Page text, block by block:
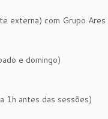
externa) com Grupo Ares
e domingo)
1h antes das sessões)